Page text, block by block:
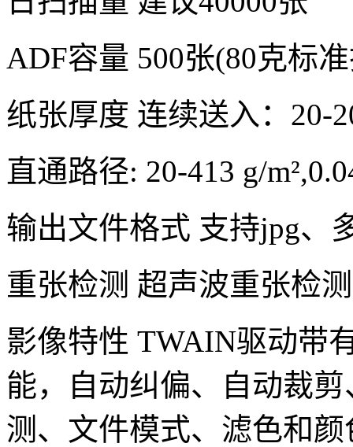
ADF容量 500张(80克标
纸张厚度 连续送入：20-
直通路径: 20-413 g/
输出文件格式 支持jpg、
重张检测 超声波重张检
影像特性 TWAIN驱动带
能，自动纠偏、自动裁
测、文件模式、滤色和